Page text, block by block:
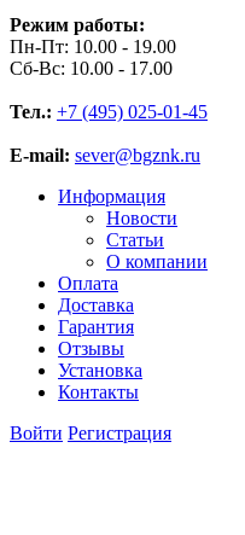
Режим работы:
Пн-Пт: 10.00 - 19.00
Сб-Вс: 10.00 - 17.00
Тел.: +7 (495) 025-01-45
E-mail: sever@bgznk.ru
Информация
Новости
Статьи
О компании
Оплата
Доставка
Гарантия
Отзывы
Установка
Контакты
Войти Регистрация